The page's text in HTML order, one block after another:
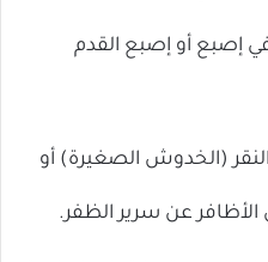
إصبع أو إصبع القدم
(الخدوش الصغيرة) أو
عن سرير الظفر.